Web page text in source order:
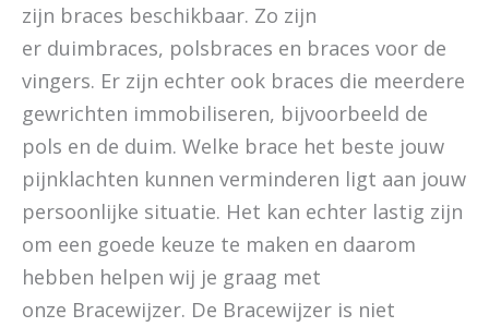
zijn braces beschikbaar. Zo zijn
er duimbraces, polsbraces en braces voor de
vingers. Er zijn echter ook braces die meerdere
gewrichten immobiliseren, bijvoorbeeld de
pols en de duim. Welke brace het beste jouw
pijnklachten kunnen verminderen ligt aan jouw
persoonlijke situatie. Het kan echter lastig zijn
om een goede keuze te maken en daarom
hebben helpen wij je graag met
onze Bracewijzer. De Bracewijzer is niet